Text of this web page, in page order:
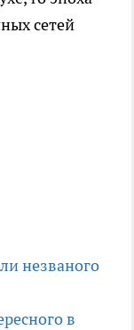
сетей
незваного
в